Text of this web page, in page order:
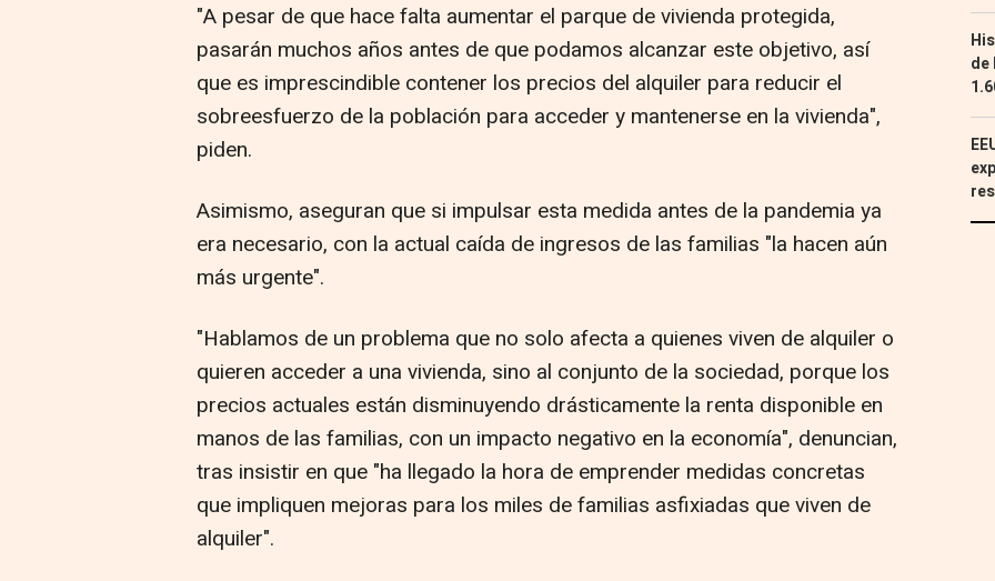
"A pesar de que hace falta aumentar el parque de vivienda protegida,
pasarán muchos años antes de que podamos alcanzar este objetivo, así
que es imprescindible contener los precios del alquiler para reducir el
sobreesfuerzo de la población para acceder y mantenerse en la vivienda",
piden.
Asimismo, aseguran que si impulsar esta medida antes de la pandemia ya
era necesario, con la actual caída de ingresos de las familias "la hacen aún
más urgente".
"Hablamos de un problema que no solo afecta a quienes viven de alquiler o
quieren acceder a una vivienda, sino al conjunto de la sociedad, porque los
precios actuales están disminuyendo drásticamente la renta disponible en
manos de las familias, con un impacto negativo en la economía", denuncian,
tras insistir en que "ha llegado la hora de emprender medidas concretas
que impliquen mejoras para los miles de familias asfixiadas que viven de
alquiler".
de